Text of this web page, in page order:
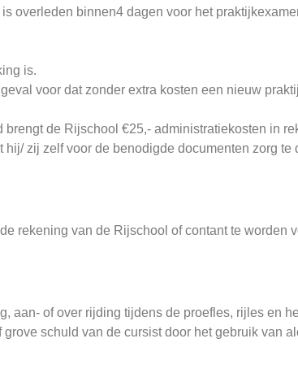
overleden binnen4 dagen voor het
is.
voor dat zonder extra kosten een nieuw
de Rijschool €25,- administratiekosten in
zij zelf voor de benodigde documenten zorg te
rekening van de Rijschool of contant te worden
of over rijding tijdens de proefles, rijles en
schuld van de cursist door het gebruik van